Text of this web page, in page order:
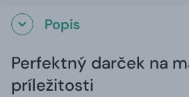
Popis
Perfektný darček na
príležitosti